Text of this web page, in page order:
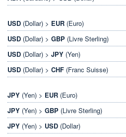
USD (Dollar) > EUR (Euro)
USD (Dollar) > GBP (Livre Sterling)
USD (Dollar) > JPY (Yen)
USD (Dollar) > CHF (Franc Suisse)
JPY (Yen) > EUR (Euro)
JPY (Yen) > GBP (Livre Sterling)
JPY (Yen) > USD (Dollar)